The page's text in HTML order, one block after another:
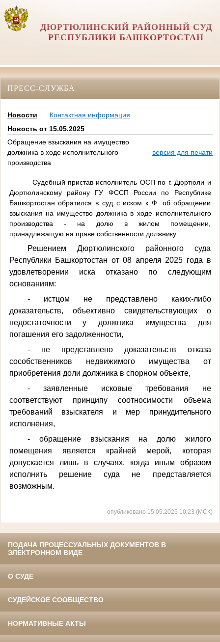
ДЮРТЮЛИНСКИЙ РАЙОННЫЙ СУД
РЕСПУБЛИКИ БАШКОРТОСТАН
ПРЕСС-СЛУЖБА
Новости
Контактная информация
Новость от 15.05.2025
Обращение взыскания на имущество
должника в ходе исполнительного
производства
версия для печати
Судебный пристав-исполнитель ОСП по г. Дюртюли и
Дюртюлинскому району ГУ ФССП России по Республике
Башкортостан обратился в суд с иском к Ф. об обращении
взыскания на имущество должника в ходе исполнительного
производства - на долю в жилом помещении,
принадлежащую на праве собственности должнику.
Решением Дюртюлинского районного суда
Республики Башкортостан от 08 апреля 2025 года в
удовлетворении иска отказано по следующим
основаниям:
- истцом не представлено каких-либо
доказательств, объективно свидетельствующих о
недостаточности у должника имущества для
погашения его задолженности,
- не представлено доказательств отказа
сособственников недвижимого имущества от
приобретения доли должника в спорном объекте,
- заявленные исковые требования не
соответствуют принципу соотносимости объема
требований взыскателя и мер принудительного
исполнения,
- обращение взыскания на долю жилого
помещения является крайней мерой, которая
допускается лишь в случаях, когда иным образом
исполнить решение суда не представляется
возможным.
опубликовано 15.05.2025 10:23 (МСК)
ПОДАЧА ПРОЦЕССУАЛЬНЫХ ДОКУМЕНТОВ В
ЭЛЕКТРОННОМ ВИДЕ
О СУДЕ
СУДЕЙСКОЕ СООБЩЕСТВО
НОРМАТИВНЫЕ АКТЫ